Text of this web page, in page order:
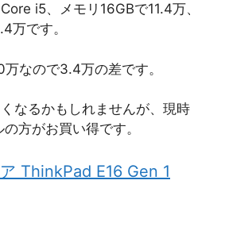
i5、メモリ16GBで11.4万、
万です。
なので3.4万の差です。
なるかもしれませんが、現時
方がお買い得です。
ThinkPad E16 Gen 1